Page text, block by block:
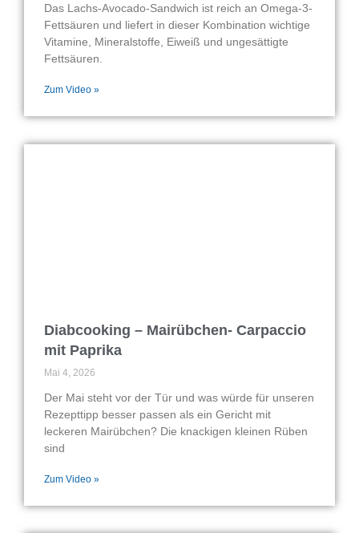
Das Lachs-Avocado-Sandwich ist reich an Omega-3-
Fettsäuren und liefert in dieser Kombination wichtige
Vitamine, Mineralstoffe, Eiweiß und ungesättigte
Fettsäuren.
Zum Video »
Diabcooking – Mairübchen- Carpaccio
mit Paprika
Mai 4, 2026
Der Mai steht vor der Tür und was würde für unseren
Rezepttipp besser passen als ein Gericht mit
leckeren Mairübchen? Die knackigen kleinen Rüben
sind
Zum Video »